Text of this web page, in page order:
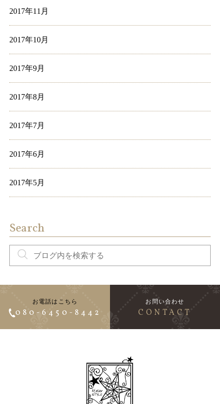
2017年11月
2017年10月
2017年9月
2017年8月
2017年7月
2017年6月
2017年5月
Search
お電話はこちら
080-6450-8442
お問い合わせ
CONTACT